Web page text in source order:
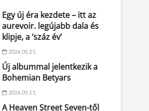
Egy új éra kezdete – itt az
aurevoir. legújabb dala és
klipje, a ‘száz év’
2026.05.25.
Új albummal jelentkezik a
Bohemian Betyars
2026.05.11.
A Heaven Street Seven-től